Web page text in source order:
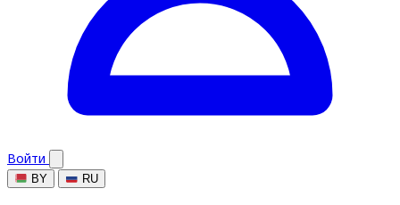
Войти
BY RU